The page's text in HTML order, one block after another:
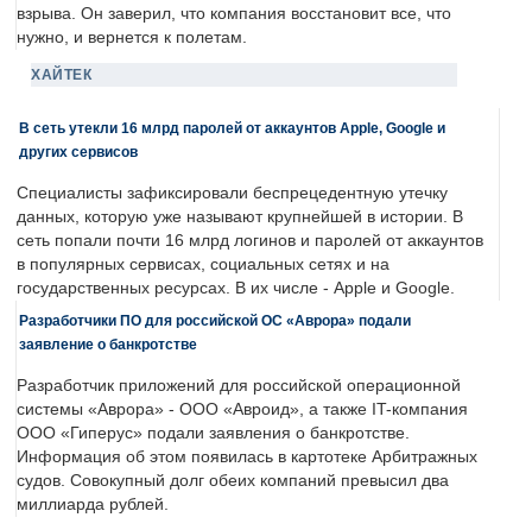
взрыва. Он заверил, что компания восстановит все, что
нужно, и вернется к полетам.
ХАЙТЕК
В сеть утекли 16 млрд паролей от аккаунтов Apple, Google и
других сервисов
Специалисты зафиксировали беспрецедентную утечку
данных, которую уже называют крупнейшей в истории. В
сеть попали почти 16 млрд логинов и паролей от аккаунтов
в популярных сервисах, социальных сетях и на
государственных ресурсах. В их числе - Apple и Google.
Разработчики ПО для российской ОС «Аврора» подали
заявление о банкротстве
Разработчик приложений для российской операционной
системы «Аврора» - ООО «Авроид», а также IT-компания
ООО «Гиперус» подали заявления о банкротстве.
Информация об этом появилась в картотеке Арбитражных
судов. Совокупный долг обеих компаний превысил два
миллиарда рублей.